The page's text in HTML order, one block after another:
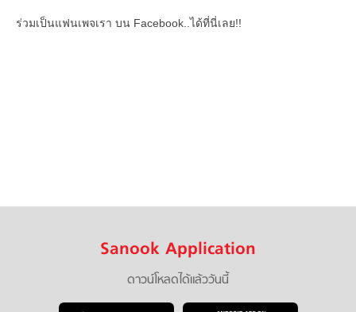
ร่วมเป็นแฟนเพจเรา บน Facebook..ได้ที่นี่เลย!!
Sanook Application
ดาวน์โหลดได้แล้ววันนี้